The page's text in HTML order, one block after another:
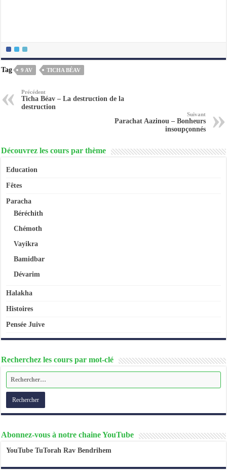
Tag 9 AV TICHA BÉAV
Précédent
Ticha Béav – La destruction de la
destruction
Suivant
Parachat Aazinou – Bonheurs
insoupçonnés
Découvrez les cours par thème
Education
Fêtes
Paracha
Béréchith
Chémoth
Vayikra
Bamidbar
Dévarim
Halakha
Histoires
Pensée Juive
Recherchez les cours par mot-clé
Abonnez-vous à notre chaine YouTube
YouTube TuTorah Rav Bendrihem